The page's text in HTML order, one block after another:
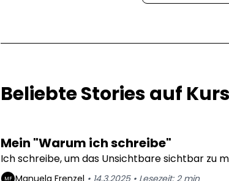
Beliebte Stories auf
Mein "Warum ich schreibe"
Ich schreibe, um das Unsichtbare sichtbar zu
MF Manuela Frenzel • 14.3.2025• Lesezeit: 2min